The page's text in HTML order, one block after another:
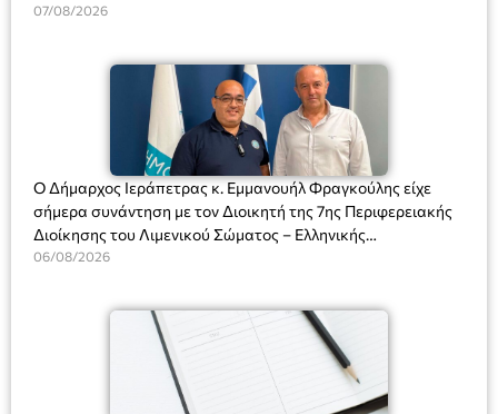
Διευθύντριας του σχολείου κας Μαριάννας Χαΐτα.
07/08/2026
Ο Δήμαρχος Ιεράπετρας κ. Εμμανουήλ Φραγκούλης είχε
σήμερα συνάντηση με τον Διοικητή της 7ης Περιφερειακής
Διοίκησης του Λιμενικού Σώματος – Ελληνικής
Ακτοφυλακής (Λ.Σ.-ΕΛ.ΑΚΤ.), Αρχιπλοίαρχο Λ.Σ. κ. Ιωάννη
06/08/2026